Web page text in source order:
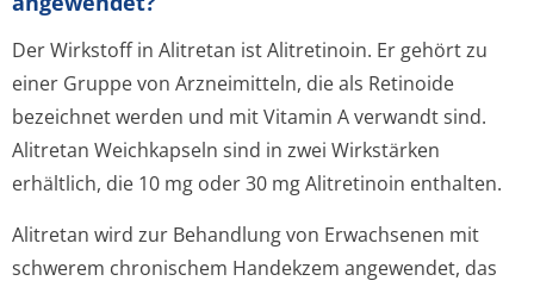
Der Wirkstoff in Alitretan ist Alitretinoin. Er gehört zu
einer Gruppe von Arzneimitteln, die als Retinoide
bezeichnet werden und mit Vitamin A verwandt sind.
Alitretan Weichkapseln sind in zwei Wirkstärken
erhältlich, die 10 mg oder 30 mg Alitretinoin enthalten.
Alitretan wird zur Behandlung von Erwachsenen mit
schwerem chronischem Handekzem angewendet, das